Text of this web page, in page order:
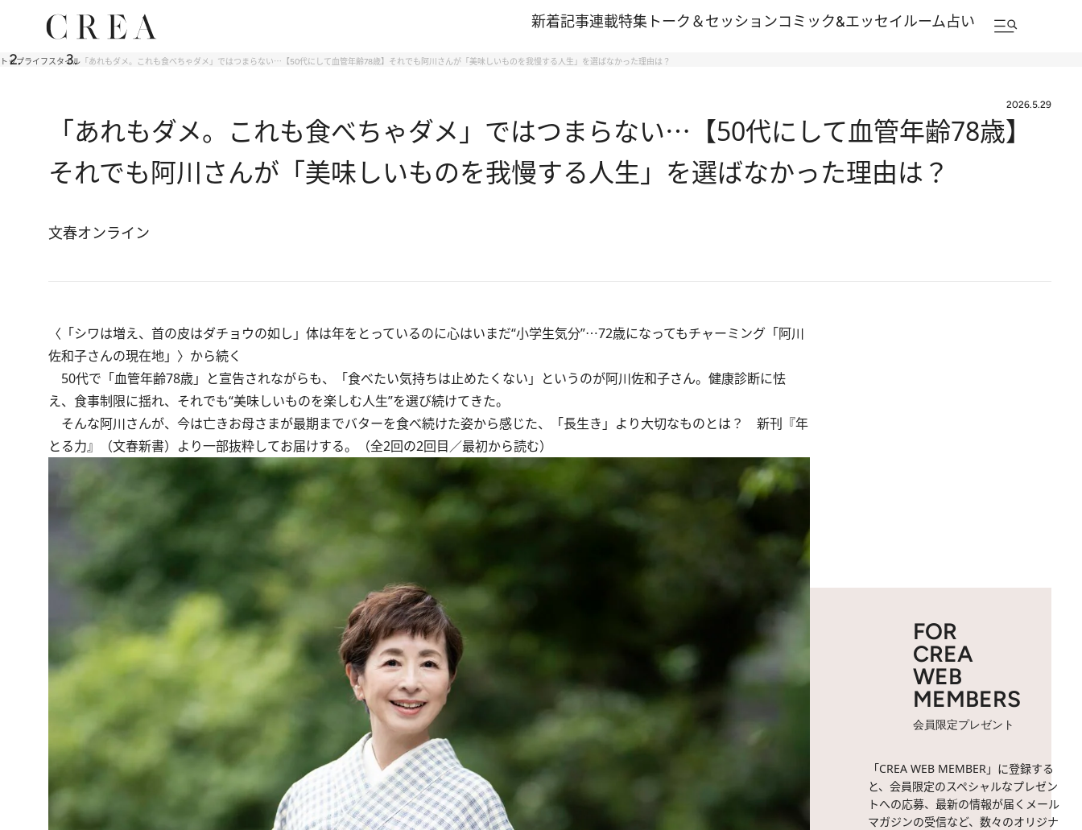
新着記事連載特集 トーク＆セッションコミック&エッセイルーム占い
トップライフスタイル 「あれもダメ。これも食べちゃダメ」ではつまらない⋯【50代にして血管年齢78歳】それでも阿川さんが「美味しいものを我慢する人生」を選ばなかった理由は？
2026.5.29
「あれもダメ。これも食べちゃダメ」ではつまらない⋯【50代にして血管年齢78歳】
それでも阿川さんが「美味しいものを我慢する人生」を選ばなかった理由は？
文春オンライン
〈 「シワは増え、首の皮はダチョウの如し」体は年をとっているのに心はいまだ“小学生気分”⋯72歳になってもチャーミング「阿川
佐和子さんの現在地」 〉から続く
50代で「血管年齢78歳」と宣告されながらも、「食べたい気持ちは止めたくない」というのが阿川佐和子さん。健康診断に怯
え、食事制限に揺れ、それでも“美味しいものを楽しむ人生”を選び続けてきた。
そんな阿川さんが、今は亡きお母さまが最期までバターを食べ続けた姿から感じた、「長生き」より大切なものとは？ 新刊『年
とる力』（文春新書）より一部抜粋してお届けする。（全2回の2回目／最初から読む）
FOR
CREA
WEB
MEMBERS
会員限定プレゼント
「CREA WEB MEMBER」に登録する
と、会員限定のスペシャルなプレゼン
トへの応募、最新の情報が届くメール
マガジンの受信など、数々のオリジナ